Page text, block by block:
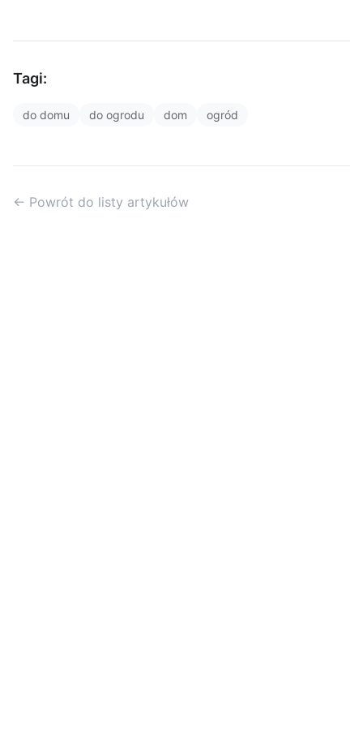
Tagi:
do domu do ogrodu dom ogród
← Powrót do listy artykułów